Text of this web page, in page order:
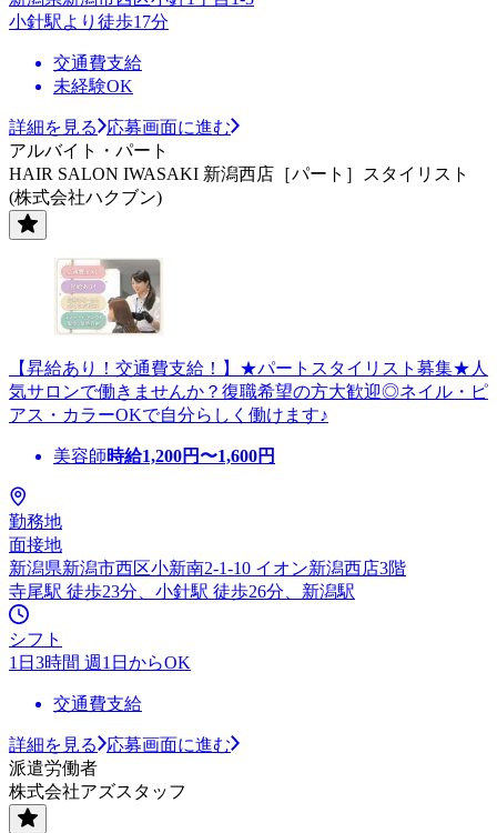
小針駅より徒歩17分
交通費支給
未経験OK
詳細を見る
応募画面に進む
アルバイト・パート
HAIR SALON IWASAKI 新潟西店［パート］スタイリスト
(株式会社ハクブン)
【昇給あり！交通費支給！】★パートスタイリスト募集★人
気サロンで働きませんか？復職希望の方大歓迎◎ネイル・ピ
アス・カラーOKで自分らしく働けます♪
美容師時給1,200円〜1,600円
勤務地
面接地
新潟県新潟市西区小新南2-1-10 イオン新潟西店3階
寺尾駅 徒歩23分、小針駅 徒歩26分、新潟駅
シフト
1日3時間 週1日からOK
交通費支給
詳細を見る
応募画面に進む
派遣労働者
株式会社アズスタッフ